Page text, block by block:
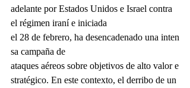
adelante por Estados Unidos e Israel contra
el régimen iraní e iniciada
el 28 de febrero, ha desencadenado una inten
sa campaña de
ataques aéreos sobre objetivos de alto valor e
stratégico. En este contexto, el derribo de un